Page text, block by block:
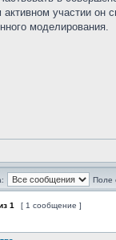
участии он
моделирования.
Поле
1 [ 1 сообщение ]